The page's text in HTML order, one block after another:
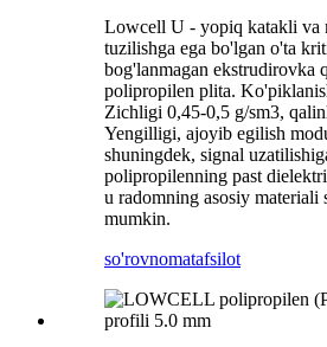
Lowcell U - yopiq katakli va
tuzilishga ega bo'lgan o'ta
bog'lanmagan ekstrudirovka
polipropilen plita.
Zichligi 0,45-0,5 g/sm3,
Yengilligi, ajoyib egilish
shuningdek, signal
polipropilenning past
u radomning asosiy materiali
mumkin.
so'rovnomatafsilot